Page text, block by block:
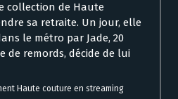
collection de Haute
sa retraite. Un jour, elle
le métro par Jade, 20
de remords, décide de lui
Haute couture en streaming